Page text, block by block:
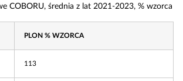
COBORU, średnia z lat 2021-2023, % wzorca
PLON % WZORCA
113